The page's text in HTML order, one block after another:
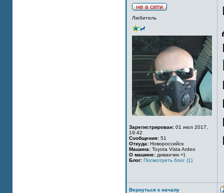
Любитель
Зарегистрирован: 01 июл 2017,
19:42
Сообщения: 51
Откуда: Новороссийск
Машина: Toyota Vista Ardeo
О машине: диванчик =)
Блог: Посмотреть блог (1)
Вернуться к началу